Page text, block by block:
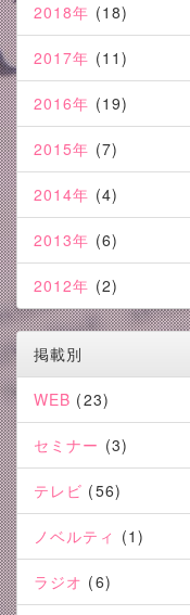
2018年 (18)
2017年 (11)
2016年 (19)
2015年 (7)
2014年 (4)
2013年 (6)
2012年 (2)
掲載別
WEB (23)
セミナー (3)
テレビ (56)
ノベルティ (1)
ラジオ (6)